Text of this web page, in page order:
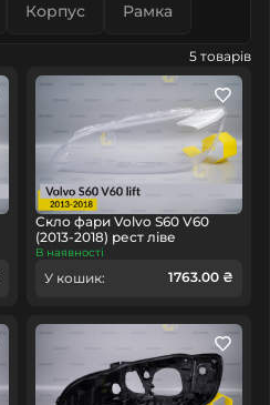
Корпус Рамка
5 товарів
Скло фари Volvo S60 V60
(2013-2018) рест ліве
В наявності
У кошик: 1763.00 ₴